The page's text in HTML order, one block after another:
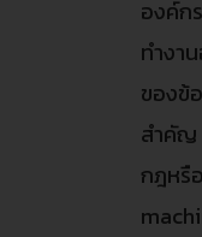
องค์ก
ทำงา
ของข้
สำคัญ
กฎหรื